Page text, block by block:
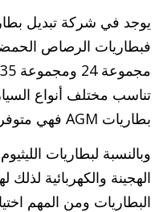
يوجد في شركة تبديل
فبطاريات الرصاص
تناسب مختلف أنواع
بطاريات AGM فهي متوفرة بأحجام 34 و 78.
وبالنسبة لبطاريات
الهجينة والكهربائية
البطاريات ومن المهم